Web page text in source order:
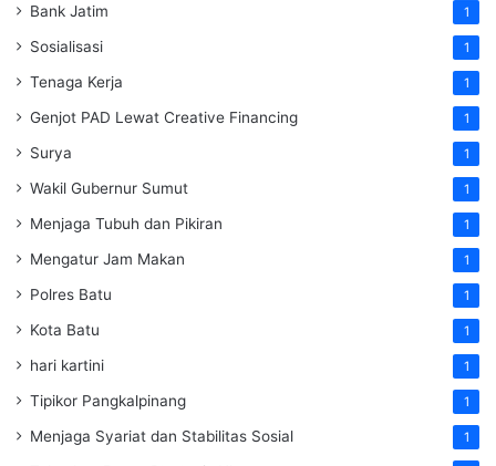
Bank Jatim 1
Sosialisasi 1
Tenaga Kerja 1
Genjot PAD Lewat Creative Financing 1
Surya 1
Wakil Gubernur Sumut 1
Menjaga Tubuh dan Pikiran 1
Mengatur Jam Makan 1
Polres Batu 1
Kota Batu 1
hari kartini 1
Tipikor Pangkalpinang 1
Menjaga Syariat dan Stabilitas Sosial 1